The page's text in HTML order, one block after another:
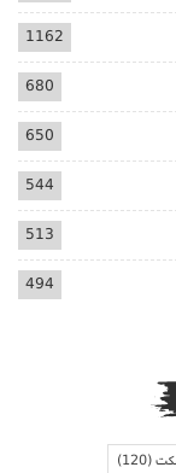
1162
680
650
544
513
494
(120)